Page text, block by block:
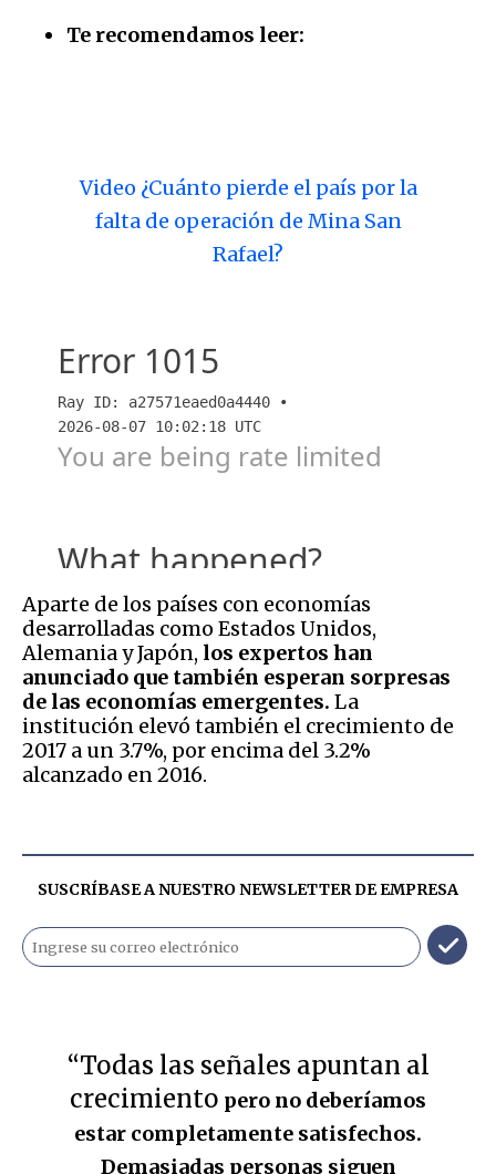
Te recomendamos leer:
Video ¿Cuánto pierde el país por la
falta de operación de Mina San
Rafael?
Aparte de los países con economías
desarrolladas como Estados Unidos,
Alemania y Japón, los expertos han
anunciado que también esperan sorpresas
de las economías emergentes. La
institución elevó también el crecimiento de
2017 a un 3.7%, por encima del 3.2%
alcanzado en 2016.
SUSCRÍBASE A NUESTRO NEWSLETTER DEEMPRESA
“Todas las señales apuntan al
crecimiento pero no deberíamos
estar completamente satisfechos.
Demasiadas personas siguen